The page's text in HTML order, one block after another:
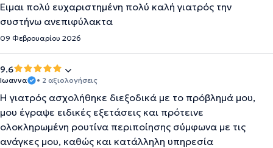
Ειμαι πολύ ευχαριστημένη πολύ καλή γιατρός την
συστήνω ανεπιφύλακτα
09 Φεβρουαρίου 2026
9.6
Ιωαννα • 2 αξιολογήσεις
Η γιατρός ασχολήθηκε διεξοδικά με το πρόβλημά μου,
μου έγραψε ειδικές εξετάσεις και πρότεινε
ολοκληρωμένη ρουτίνα περιποίησης σύμφωνα με τις
ανάγκες μου, καθώς και κατάλληλη υπηρεσία